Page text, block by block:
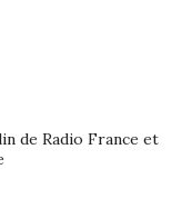
de Radio France et